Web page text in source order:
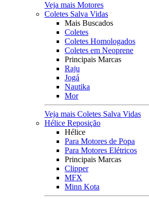
Veja mais Motores
Coletes Salva Vidas
Mais Buscados
Coletes
Coletes Homologados
Coletes em Neoprene
Principais Marcas
Raju
Jogá
Nautika
Mor
Veja mais Coletes Salva Vidas
Hélice Reposição
Hélice
Para Motores de Popa
Para Motores Elétricos
Principais Marcas
Clipper
MFX
Minn Kota